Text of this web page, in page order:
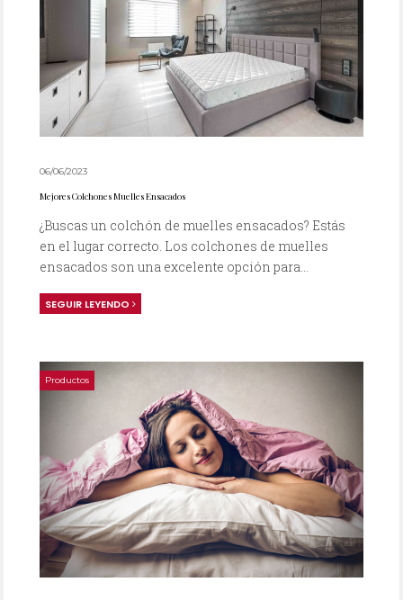
06/06/2023
Mejores Colchones Muelles Ensacados
¿Buscas un colchón de muelles ensacados? Estás
en el lugar correcto. Los colchones de muelles
ensacados son una excelente opción para...
SEGUIR LEYENDO
Productos